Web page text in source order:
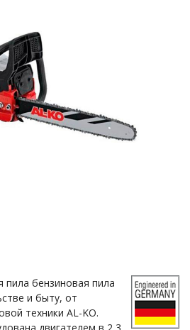
бензиновая пила
и быту, от
техники AL-KO.